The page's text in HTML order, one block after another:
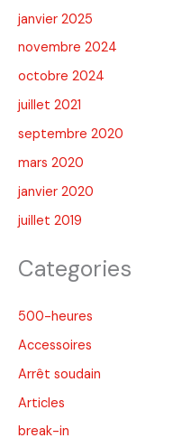
janvier 2025
novembre 2024
octobre 2024
juillet 2021
septembre 2020
mars 2020
janvier 2020
juillet 2019
Categories
500-heures
Accessoires
Arrêt soudain
Articles
break-in